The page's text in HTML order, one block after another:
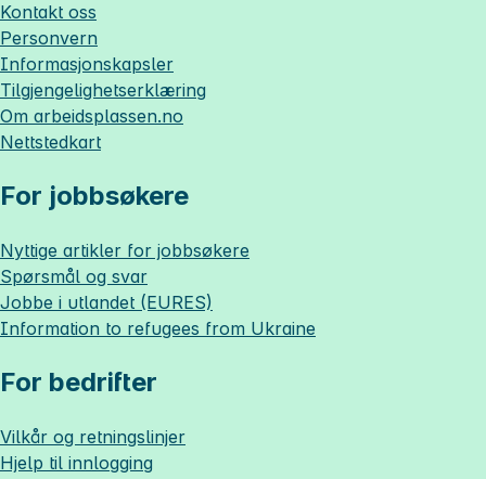
Kontakt oss
Personvern
Informasjonskapsler
Tilgjengelighetserklæring
Om arbeidsplassen.no
Nettstedkart
For jobbsøkere
Nyttige artikler for jobbsøkere
Spørsmål og svar
Jobbe i utlandet (EURES)
Information to refugees from Ukraine
For bedrifter
Vilkår og retningslinjer
Hjelp til innlogging